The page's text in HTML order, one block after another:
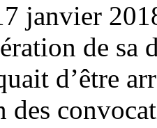
janvier
de sa
d’être
des